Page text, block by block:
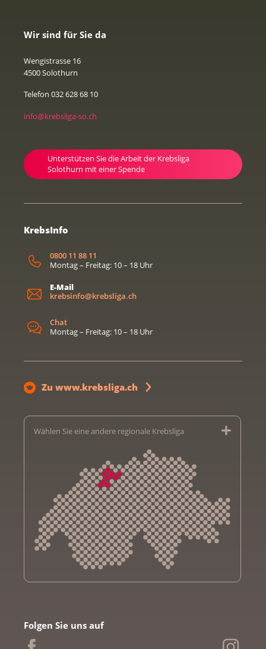
Wir sind für Sie da
Wengistrasse 16
4500 Solothurn
Telefon 032 628 68 10
info@krebsliga-so.ch
Unterstützen Sie die Arbeit der Krebsliga
Solothurn mit einer Spende
KrebsInfo
0800 11 88 11
Montag – Freitag: 10 – 18 Uhr
E-Mail
krebsinfo@krebsliga.ch
Chat
Montag – Freitag: 10 – 18 Uhr
Zu www.krebsliga.ch
Wählen Sie eine andere regionale Krebsliga
Krebsliga Bern
Krebsliga Freiburg
Folgen Sie uns auf